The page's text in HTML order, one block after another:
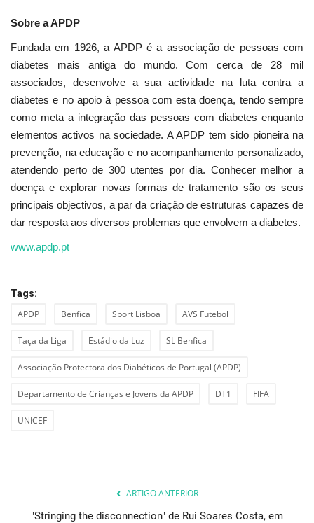
Sobre a APDP
Fundada em 1926, a APDP é a associação de pessoas com
diabetes mais antiga do mundo. Com cerca de 28 mil
associados, desenvolve a sua actividade na luta contra a
diabetes e no apoio à pessoa com esta doença, tendo sempre
como meta a integração das pessoas com diabetes enquanto
elementos activos na sociedade. A APDP tem sido pioneira na
prevenção, na educação e no acompanhamento personalizado,
atendendo perto de 300 utentes por dia. Conhecer melhor a
doença e explorar novas formas de tratamento são os seus
principais objectivos, a par da criação de estruturas capazes de
dar resposta aos diversos problemas que envolvem a diabetes.
www.apdp.pt
Tags:
APDP Benfica Sport Lisboa AVS Futebol
Taça da Liga Estádio da Luz SL Benfica
Associação Protectora dos Diabéticos de Portugal (APDP)
Departamento de Crianças e Jovens da APDP DT1 FIFA
UNICEF
ARTIGO ANTERIOR
"Stringing the disconnection" de Rui Soares Costa, em